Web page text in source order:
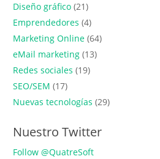
Diseño gráfico (21)
Emprendedores (4)
Marketing Online (64)
eMail marketing (13)
Redes sociales (19)
SEO/SEM (17)
Nuevas tecnologías (29)
Nuestro Twitter
Follow @QuatreSoft